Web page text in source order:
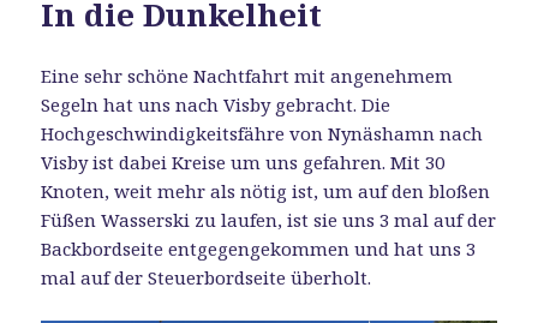
In die Dunkelheit
Eine sehr schöne Nachtfahrt mit angenehmem
Segeln hat uns nach Visby gebracht. Die
Hochgeschwindigkeitsfähre von Nynäshamn nach
Visby ist dabei Kreise um uns gefahren. Mit 30
Knoten, weit mehr als nötig ist, um auf den bloßen
Füßen Wasserski zu laufen, ist sie uns 3 mal auf der
Backbordseite entgegengekommen und hat uns 3
mal auf der Steuerbordseite überholt.